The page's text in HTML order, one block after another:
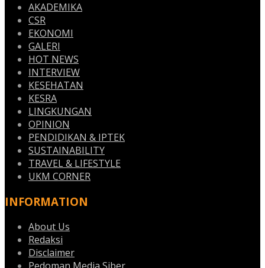
AKADEMIKA
CSR
EKONOMI
GALERI
HOT NEWS
INTERVIEW
KESEHATAN
KESRA
LINGKUNGAN
OPINION
PENDIDIKAN & IPTEK
SUSTAINABILITY
TRAVEL & LIFESTYLE
UKM CORNER
INFORMATION
About Us
Redaksi
Disclaimer